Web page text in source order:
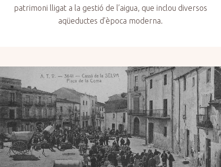
patrimoni lligat a la gestió de l’aigua, que inclou diversos
aqüeductes d’època moderna.